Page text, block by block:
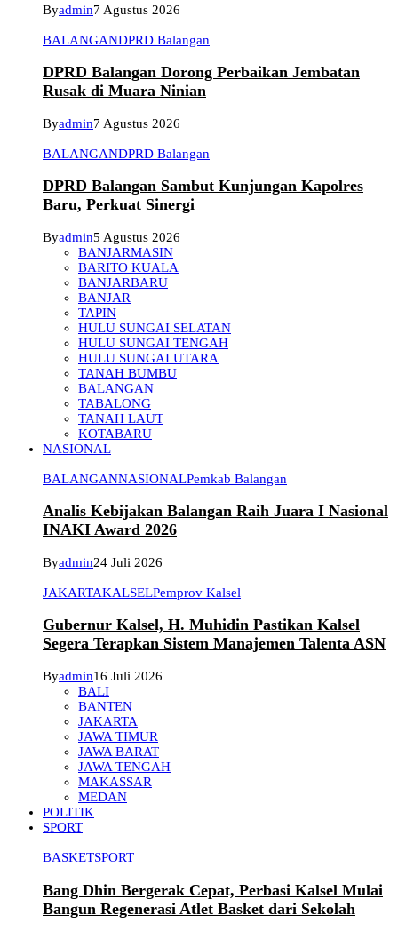
Byadmin7 Agustus 2026
BALANGANDPRD Balangan
DPRD Balangan Dorong Perbaikan Jembatan
Rusak di Muara Ninian
Byadmin7 Agustus 2026
BALANGANDPRD Balangan
DPRD Balangan Sambut Kunjungan Kapolres
Baru, Perkuat Sinergi
Byadmin5 Agustus 2026
BANJARMASIN
BARITO KUALA
BANJARBARU
BANJAR
TAPIN
HULU SUNGAI SELATAN
HULU SUNGAI TENGAH
HULU SUNGAI UTARA
TANAH BUMBU
BALANGAN
TABALONG
TANAH LAUT
KOTABARU
NASIONAL
BALANGANNASIONALPemkab Balangan
Analis Kebijakan Balangan Raih Juara I Nasional
INAKI Award 2026
Byadmin24 Juli 2026
JAKARTAKALSELPemprov Kalsel
Gubernur Kalsel, H. Muhidin Pastikan Kalsel
Segera Terapkan Sistem Manajemen Talenta ASN
Byadmin16 Juli 2026
BALI
BANTEN
JAKARTA
JAWA TIMUR
JAWA BARAT
JAWA TENGAH
MAKASSAR
MEDAN
POLITIK
SPORT
BASKETSPORT
Bang Dhin Bergerak Cepat, Perbasi Kalsel Mulai
Bangun Regenerasi Atlet Basket dari Sekolah